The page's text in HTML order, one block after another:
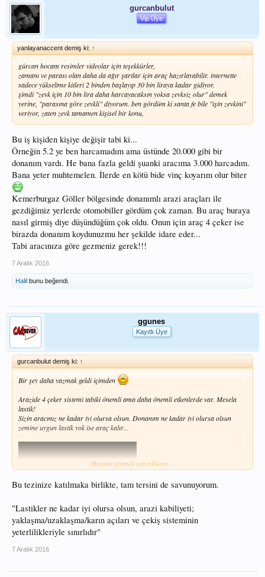
gurcanbulut
Vip Üye
yanlayanaccent demiş ki: ↑
gürcan hocam resimler videolar için teşekkürler,
zamanı ve parası olan daha da ağır şartlar için araç hazırlayabilir. internette
sadece yükseltme kitleri 2 binden başlayıp 30 bin liraya kadar gidiyor.
şimdi "zevk için 10 bin lira daha harcayacaksın yoksa zevksiz olur" demek
yerine, "parasına göre zevkli" diyorum. ben gördüm ki santa fe bile "işin zevkini"
veriyor, zaten zevk tamamen kişisel bir konu,
Bu iş kişiden kişiye değişir tabi ki...
Örneğin 5.2 ye ben harcamadım ama üstünde 20.000 gibi bir
donanım vardı. He bana fazla geldi şuanki aracıma 3.000 harcadım.
Bana yeter muhtemelen. İlerde en kötü bide vinç koyarım olur biter
Kemerburgaz Göller bölgesinde donanımlı arazi araçları ile
gezdiğimiz yerlerde otomobiller gördüm çok zaman. Bu araç buraya
nasıl girmiş diye düşündüğüm çok oldu. Onun için araç 4 çeker ise
birazda donanım koydunuzmu her şekilde idare eder...
Tabi aracınıza göre gezmeniz gerek!!!
7 Aralık 2016
Halil bunu beğendi.
ggunes
Kayıtlı Üye
gurcanbulut demiş ki: ↑
Bir şey daha yazmak geldi içimden
Arazide 4 çeker sistemi tabiki önemli ama daha önemli etkenlerde var. Mesela
lastik!
Sizin aracınız ne kadar iyi olursa olsun. Donanım ne kadar iyi olursa olsun
zemine uygun lastik yok ise araç kalır...
Hepsini görmek için tıklayın...
Bu tezinize katılmaka birlikte, tam tersini de savunuyorum.
"Lastikler ne kadar iyi olursa olsun, arazi kabiliyeti;
yaklaşma/uzaklaşma/karın açıları ve çekiş sisteminin
yeterlilikleriyle sınırlıdır"
7 Aralık 2016